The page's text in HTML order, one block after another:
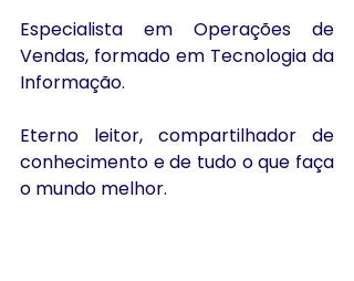
Especialista em Operações de
Vendas, formado em Tecnologia da
Informação.
Eterno leitor, compartilhador de
conhecimento e de tudo o que faça
o mundo melhor.